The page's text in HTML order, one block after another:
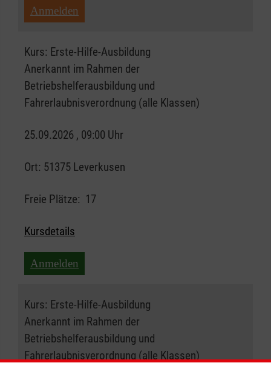
Anmelden
Kurs: Erste-Hilfe-Ausbildung
Anerkannt im Rahmen der
Betriebshelferausbildung und
Fahrerlaubnisverordnung (alle Klassen)
25.09.2026 , 09:00 Uhr
Ort: 51375 Leverkusen
Freie Plätze: 17
Kursdetails
Anmelden
Kurs: Erste-Hilfe-Ausbildung
Anerkannt im Rahmen der
Betriebshelferausbildung und
Fahrerlaubnisverordnung (alle Klassen)